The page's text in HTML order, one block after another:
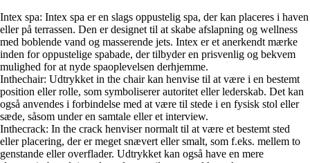
Intex spa: Intex spa er en slags oppustelig spa, der kan placeres i haven
eller på terrassen. Den er designet til at skabe afslapning og wellness
med boblende vand og masserende jets. Intex er et anerkendt mærke
inden for oppustelige spabade, der tilbyder en prisvenlig og bekvem
mulighed for at nyde spaoplevelsen derhjemme.
Inthechair: Udtrykket in the chair kan henvise til at være i en bestemt
position eller rolle, som symboliserer autoritet eller lederskab. Det kan
også anvendes i forbindelse med at være til stede i en fysisk stol eller
sæde, såsom under en samtale eller et interview.
Inthecrack: In the crack henviser normalt til at være et bestemt sted
eller placering, der er meget snævert eller smalt, som f.eks. mellem to
genstande eller overflader. Udtrykket kan også have en mere